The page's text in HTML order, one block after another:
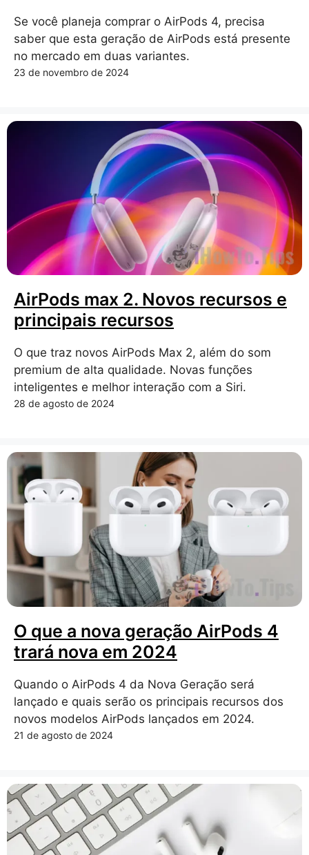
Se você planeja comprar o AirPods 4, precisa
saber que esta geração de AirPods está presente
no mercado em duas variantes.
23 de novembro de 2024
AirPods max 2. Novos recursos e
principais recursos
O que traz novos AirPods Max 2, além do som
premium de alta qualidade. Novas funções
inteligentes e melhor interação com a Siri.
28 de agosto de 2024
O que a nova geração AirPods 4
trará nova em 2024
Quando o AirPods 4 da Nova Geração será
lançado e quais serão os principais recursos dos
novos modelos AirPods lançados em 2024.
21 de agosto de 2024